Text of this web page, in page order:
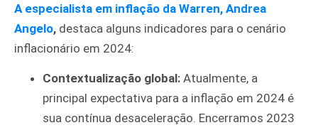
A especialista em inflação da Warren, Andrea
Angelo, destaca alguns indicadores para o cenário
inflacionário em 2024:
Contextualização global: Atualmente, a
principal expectativa para a inflação em 2024 é
sua contínua desaceleração. Encerramos 2023